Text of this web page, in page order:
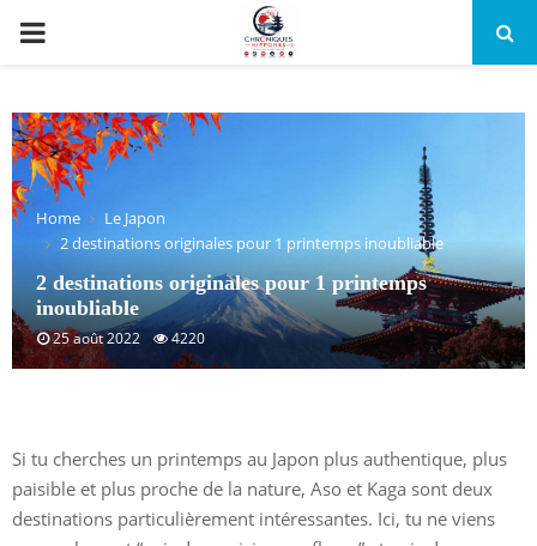
PRIMARY
Home
Le Japon
2 destinations originales pour 1 printemps inoubliable
2 destinations originales pour 1 printemps
inoubliable
25 août 2022 4220
Si tu cherches un printemps au Japon plus authentique, plus
paisible et plus proche de la nature, Aso et Kaga sont deux
destinations particulièrement intéressantes. Ici, tu ne viens